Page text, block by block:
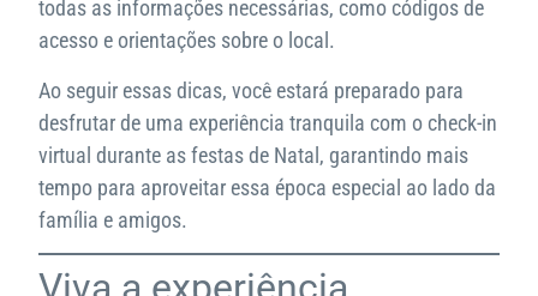
todas as informações necessárias, como códigos de
acesso e orientações sobre o local.
Ao seguir essas dicas, você estará preparado para
desfrutar de uma experiência tranquila com o check-in
virtual durante as festas de Natal, garantindo mais
tempo para aproveitar essa época especial ao lado da
família e amigos.